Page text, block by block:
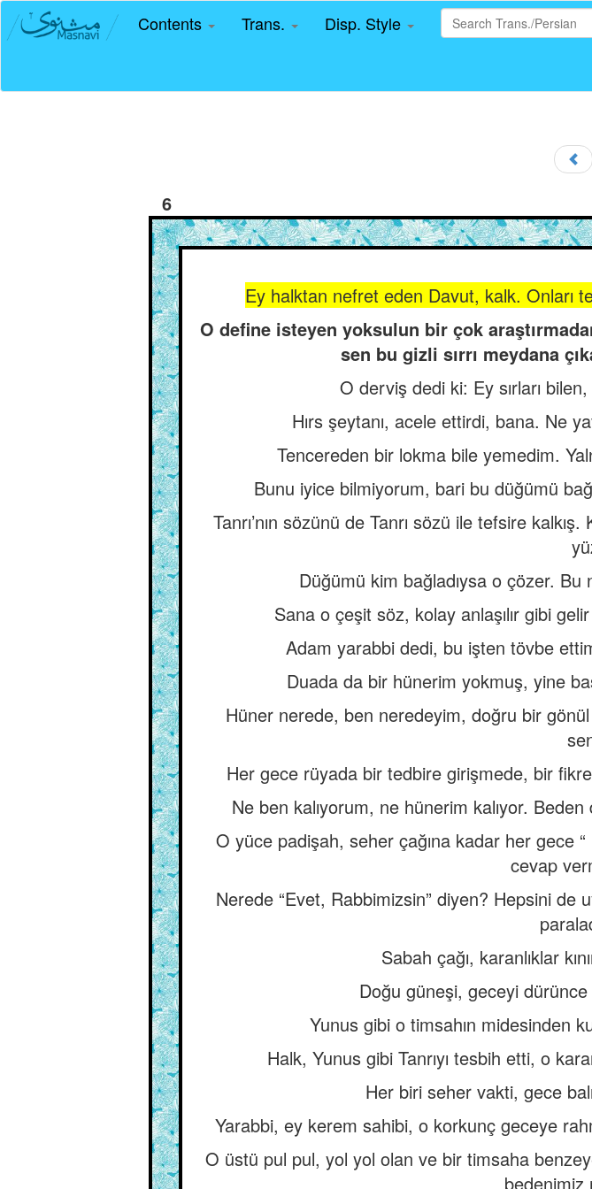
Contents Trans. Disp. Style
6
Ey halktan nefret eden Davut, kalk. Onları
O define isteyen yoksulun bir çok
sen bu gizli sırrı meydana
O derviş dedi ki: Ey sırları
Hırs şeytanı, acele ettirdi, bana. Ne
Tencereden bir lokma bile yemedim.
Bunu iyice bilmiyorum, bari bu düğümü
Tanrı’nın sözünü de Tanrı sözü ile tefsire
Düğümü kim bağladıysa o çözer. Bu
Sana o çeşit söz, kolay anlaşılır gibi
Adam yarabbi dedi, bu işten tövbe
Duada da bir hünerim yokmuş, yine
Hüner nerede, ben neredeyim, doğru bir
Her gece rüyada bir tedbire girişmede, bir
Ne ben kalıyorum, ne hünerim kalıyor.
O yüce padişah, seher çağına kadar her gece
cevap
Nerede “Evet, Rabbimizsin” diyen? Hepsini de
Sabah çağı, karanlıklar
Doğu güneşi, geceyi
Yunus gibi o timsahın midesinden
Halk, Yunus gibi Tanrıyı tesbih etti, o
Her biri seher vakti, gece
Yarabbi, ey kerem sahibi, o korkunç geceye
O üstü pul pul, yol yol olan ve bir timsaha
bedenimiz